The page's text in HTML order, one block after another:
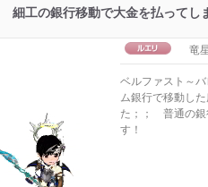
細工の銀行移動で大金を払ってし
竜
ベルファスト～
ム銀行で移動し
た；； 普通の銀
す！